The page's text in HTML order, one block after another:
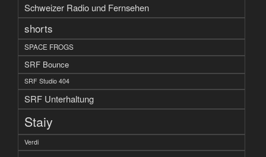
Schweizer Radio und Fernsehen
shorts
SPACE FROGS
SRF Bounce
SRF Studio 404
SRF Unterhaltung
Staiy
Verdi